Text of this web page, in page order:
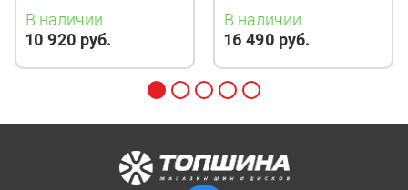
(КЛ378) Алмаз
В наличии
10 920 руб.
D67,1 901 BMG
В наличии
16 490 руб.